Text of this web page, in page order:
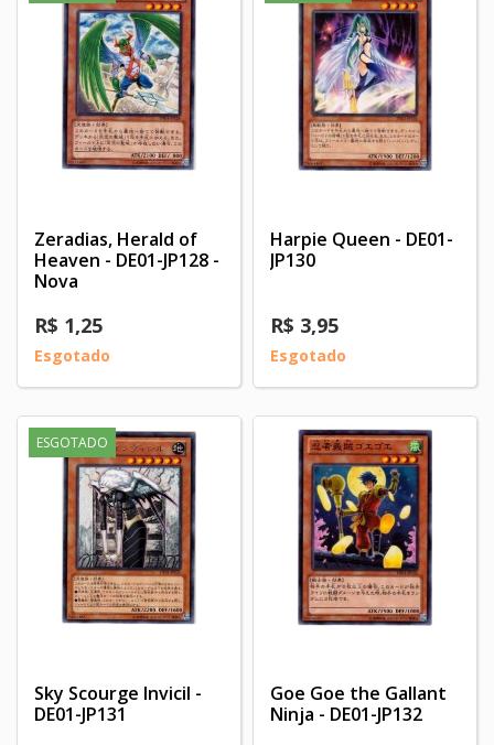
Zeradias, Herald of
Heaven - DE01-JP128 -
Nova
R$ 1,25
Esgotado
Harpie Queen - DE01-
JP130
R$ 3,95
Esgotado
ESGOTADO
Sky Scourge Invicil -
DE01-JP131
Goe Goe the Gallant
Ninja - DE01-JP132